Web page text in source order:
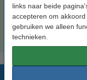
links naar beide
accepteren om
gebruiken we alleen
technieken.
€